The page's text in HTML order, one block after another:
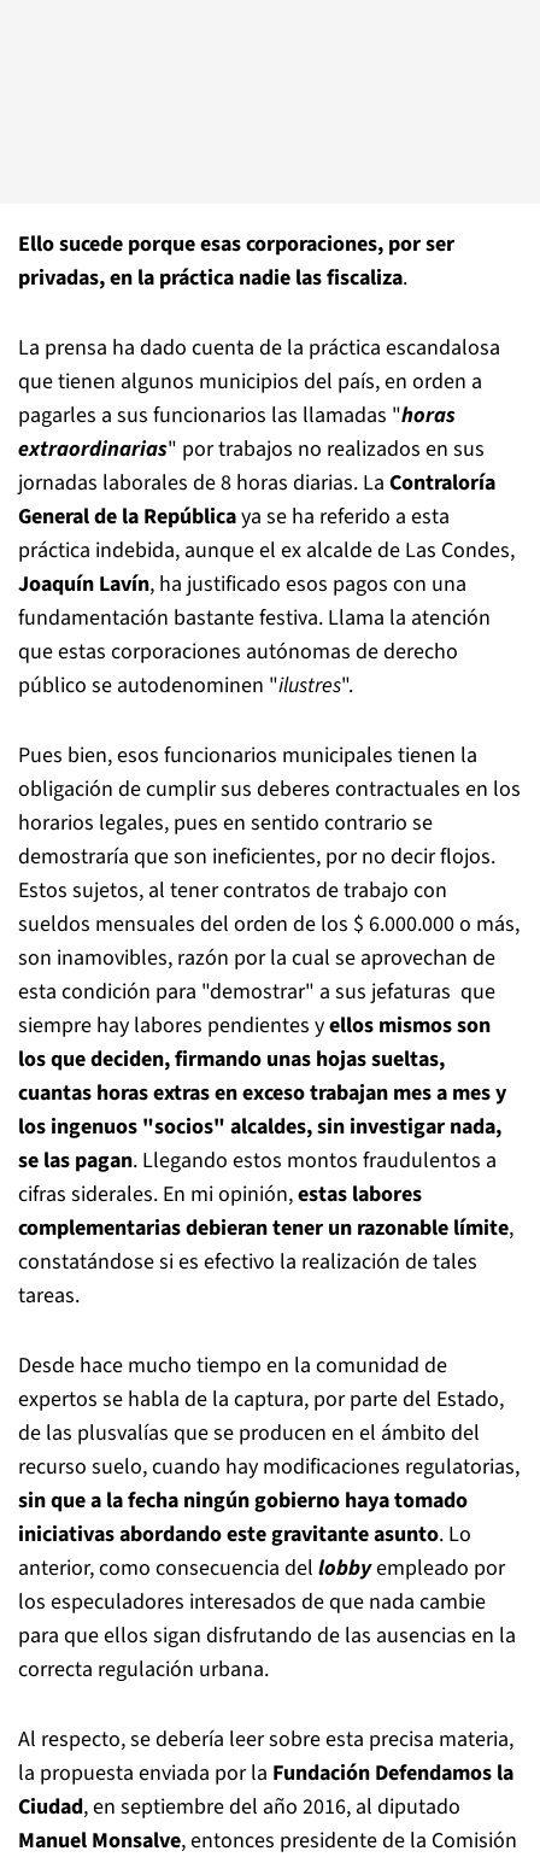
Ello sucede porque esas corporaciones, por ser
privadas, en la práctica nadie las fiscaliza.
La prensa ha dado cuenta de la práctica escandalosa
que tienen algunos municipios del país, en orden a
pagarles a sus funcionarios las llamadas "horas
extraordinarias" por trabajos no realizados en sus
jornadas laborales de 8 horas diarias. La Contraloría
General de la Repúblicaya se ha referido a esta
práctica indebida, aunque el ex alcalde de Las Condes,
Joaquín Lavín, ha justificado esos pagos con una
fundamentación bastante festiva. Llama la atención
que estas corporaciones autónomas de derecho
público se autodenominen "ilustres".
Pues bien, esos funcionarios municipales tienen la
obligación de cumplir sus deberes contractuales en los
horarios legales, pues en sentido contrario se
demostraría que son ineficientes, por no decir flojos.
Estos sujetos, al tener contratos de trabajo con
sueldos mensuales del orden de los $ 6.000.000 o más,
son inamovibles, razón por la cual se aprovechan de
esta condición para "demostrar" a sus jefaturas que
siempre hay labores pendientes yellos mismos son
los que deciden, firmando unas hojas sueltas,
cuantas horas extras en exceso trabajan mes a mes y
los ingenuos "socios" alcaldes, sin investigar nada,
se las pagan. Llegando estos montos fraudulentos a
cifras siderales. En mi opinión,estas labores
complementarias debieran tener un razonable límite,
constatándose si es efectivo la realización de tales
tareas.
Desde hace mucho tiempo en la comunidad de
expertos se habla de la captura, por parte del Estado,
de las plusvalías que se producen en el ámbito del
recurso suelo, cuando hay modificaciones regulatorias,
sin que a la fecha ningún gobierno haya tomado
iniciativas abordando este gravitante asunto. Lo
anterior, como consecuencia del lobbyempleado por
los especuladores interesados de que nada cambie
para que ellos sigan disfrutando de las ausencias en la
correcta regulación urbana.
Al respecto, se debería leer sobre esta precisa materia,
la propuesta enviada por la Fundación Defendamos la
Ciudad, en septiembre del año 2016, al diputado
Manuel Monsalve, entonces presidente de la Comisión